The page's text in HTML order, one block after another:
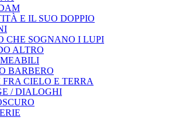
E IL SUO DOPPIO
CHE SOGNANO I LUPI
ALTRO
BARBERO
CIELO E TERRA
/ DIALOGHI